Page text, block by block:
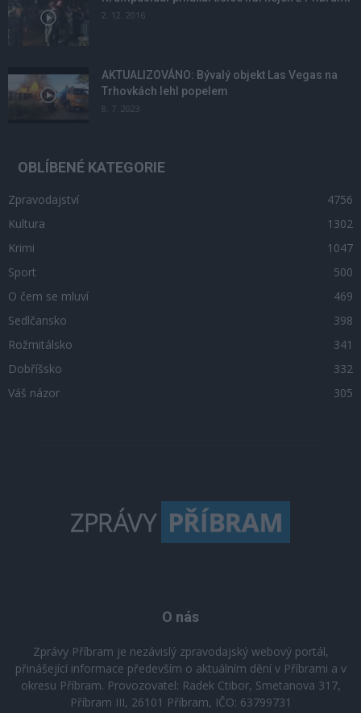
2. 12. 2016
AKTUALIZOVÁNO: Bývalý objekt Las Vegas na
Trhovkách lehl popelem
8. 7. 2023
OBLÍBENÉ KATEGORIE
Zpravodajství
4756
Kultura
1302
Krimi
1047
Sport
500
O čem se mluví
469
Sedlčansko
398
Rožmitálsko
341
Dobříšsko
332
Váš názor
305
O nás
Zprávy Příbram je nezávislý zpravodajský webový portál,
přinášející informace především o aktuálním dění v Příbrami a v
okresu Příbram. Provozovatel: Radek Ctibor, Smetanova 317,
Příbram III, 26101 Příbram, IČO: 63799731